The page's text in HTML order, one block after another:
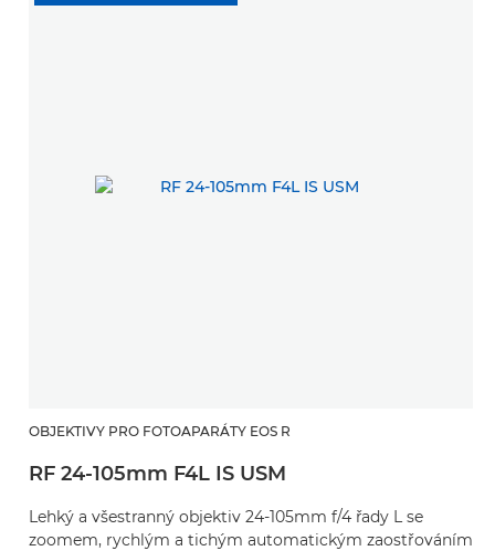
OBJEKTIVY PRO FOTOAPARÁTY EOS R
RF 24-105mm F4L IS USM
Lehký a všestranný objektiv 24-105mm f/4 řady L se
zoomem, rychlým a tichým automatickým zaostřováním